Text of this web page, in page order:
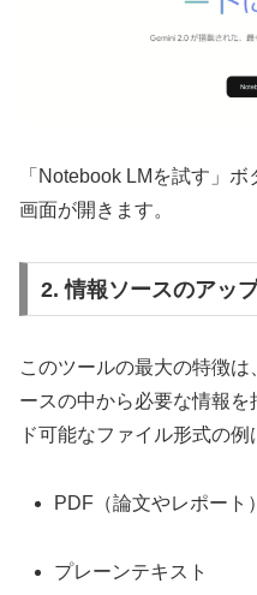
「Notebook LMを試す」
画面が開きます。
2. 情報ソースのアッ
このツールの最大の特徴
ースの中から必要な情報
ド可能なファイル形式の例
PDF（論文やレポート）
プレーンテキスト